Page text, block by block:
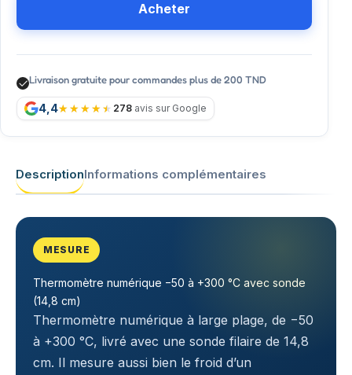
Acheter
Livraison gratuite pour commandes plus de 200 TND
4,4 278 avis sur Google
DescriptionInformations complémentaires
MESURE
Thermomètre numérique −50 à +300 °C avec sonde
(14,8 cm)
Thermomètre numérique à large plage, de −50
à +300 °C, livré avec une sonde filaire de 14,8
cm. Il mesure aussi bien le froid d’un